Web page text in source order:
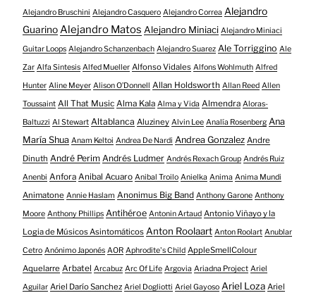
Alejandro Bruschini Alejandro Casquero Alejandro Correa Alejandro
GuarinoAlejandro Matos Alejandro Miniaci Alejandro Miniaci
Guitar Loops Alejandro Schanzenbach Alejandro Suarez Ale Torriggino Ale
Zar Alfa Sintesis Alfed Mueller Alfonso Vidales Alfons Wohlmuth Alfred
Hunter Aline Meyer Alison O​’​Donnell Allan Holdsworth Allan Reed Allen
Toussaint All That Music Alma Kala Alma y Vida Almendra Aloras-
Baltuzzi Al Stewart Altablanca Aluziney Alvin Lee Analía Rosenberg Ana
María Shua Anam Keltoi Andrea De Nardi Andrea Gonzalez Andre
Dinuth André Perim Andrés Ludmer Andrés Rexach Group Andrés Ruiz
Anenbi Anfora Anibal Acuaro Anibal Troilo Anielka Anima Anima Mundi
Animatone Annie Haslam Anonimus Big Band Anthony Garone Anthony
Moore Anthony Phillips Antihéroe Antonin Artaud Antonio Viñayo y la
Logia de Músicos Asintomáticos Anton Roolaart Anton Roolart Anublar
Cetro Anónimo Japonés AOR Aphrodite's Child AppleSmellColour
Aquelarre Arbatel Arcabuz Arc Of Life Argovia Ariadna Project Ariel
Aguilar Ariel Darío Sanchez Ariel Dogliotti Ariel Gayoso Ariel Loza Ariel